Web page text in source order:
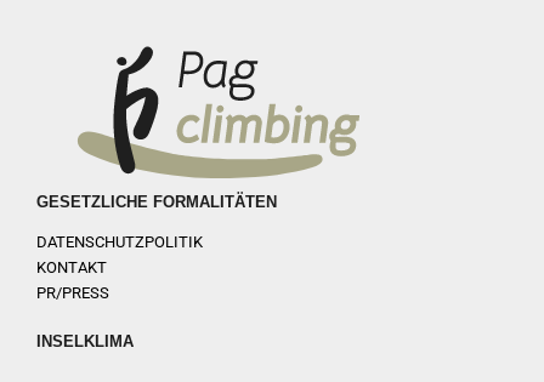
GESETZLICHE FORMALITÄTEN
DATENSCHUTZPOLITIK
KONTAKT
PR/PRESS
INSELKLIMA